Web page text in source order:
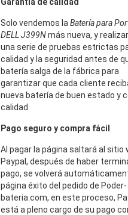
Solo vendemos la Batería para
DELL J399Nmás nueva, y
una serie de pruebas estrictas
calidad y la seguridad antes de
batería salga de la fábrica para
garantizar que cada cliente
nueva batería de buen estado y
calidad.
Pago seguro y compra fácil
Al pagar la página saltará al sitio
Paypal, después de haber
pago, se volverá
página éxito del pedido de Poder-
bateria.com, en este proceso,
está a pleno cargo de su pago